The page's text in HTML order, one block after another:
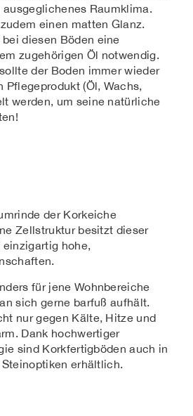
ausgeglichenes Raumklima.
einen matten Glanz.
diesen Böden eine
zugehörigen Öl notwendig.
der Boden immer wieder
Pflegeprodukt (Öl, Wachs,
werden, um seine natürliche
der Korkeiche
Zellstruktur besitzt dieser
hohe,
für jene Wohnbereiche
sich gerne barfuß aufhält.
nur gegen Kälte, Hitze und
Dank hochwertiger
sind Korkfertigböden auch in
erhältlich.